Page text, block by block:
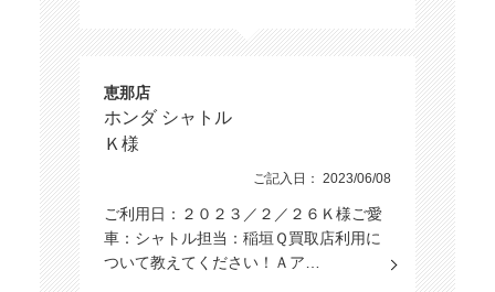
恵那店
ホンダ シャトル
Ｋ様
ご記入日： 2023/06/08
ご利用日：２０２３／２／２６Ｋ様ご愛
車：シャトル担当：稲垣Ｑ買取店利用に
ついて教えてください！Ａア…